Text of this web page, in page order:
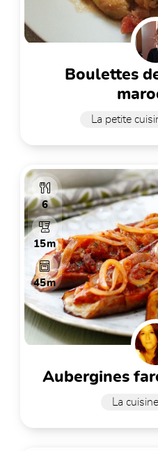
boulettes de viande à la
La petite
6
15m
45m
aubergines
La